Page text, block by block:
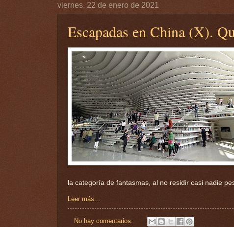
viernes, 22 de enero de 2021
Escapadas en China (X).
la categoría de fantasmas, al no residir casi nadie
Leer más...
No hay comentarios: